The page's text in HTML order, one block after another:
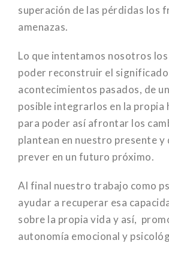
superación de las pérdidas los
amenazas.
Lo que intentamos nosotros
poder reconstruir el significado
acontecimientos pasados, de
posible integrarlos en la propia
para poder así afrontar los
plantean en nuestro presente y
prever en un futuro próximo.
Al final nuestro trabajo como
ayudar a recuperar esa
sobre la propia vida y así,
autonomía emocional y